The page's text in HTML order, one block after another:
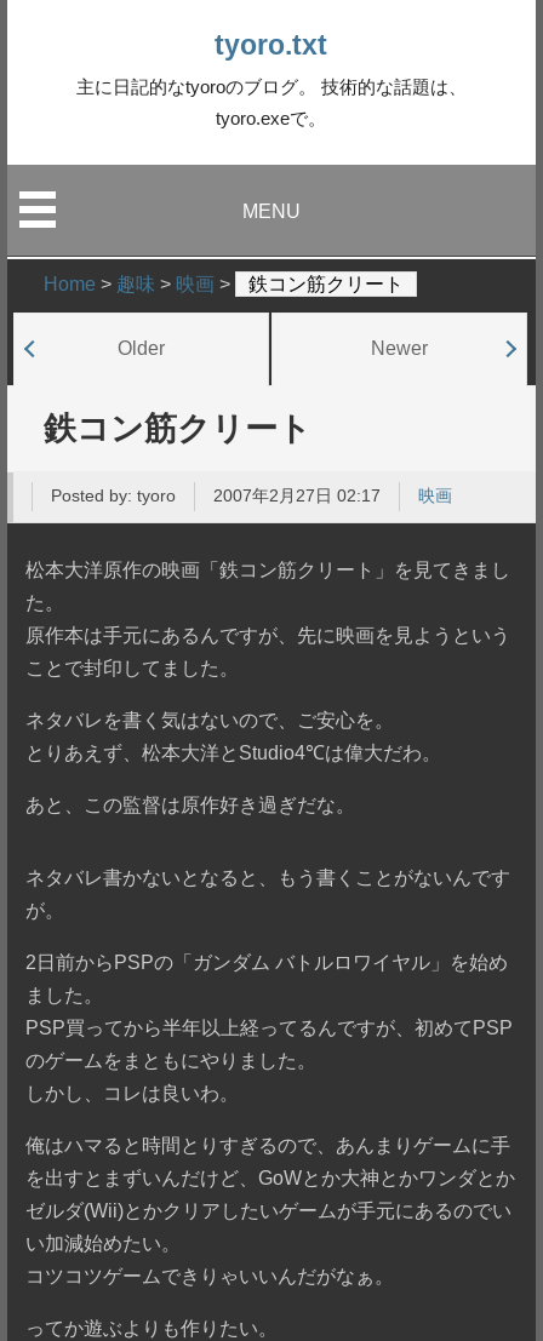
tyoro.txt
主に日記的なtyoroのブログ。 技術的な話題は、
tyoro.exeで。
MENU
Home > 趣味 > 映画 > 鉄コン筋クリート
Older Newer
鉄コン筋クリート
Posted by:tyoro 2007年2月27日 02:17 映画
松本大洋原作の映画「鉄コン筋クリート」を見てきまし
た。
原作本は手元にあるんですが、先に映画を見ようという
ことで封印してました。
ネタバレを書く気はないので、ご安心を。
とりあえず、松本大洋とStudio4℃は偉大だわ。
あと、この監督は原作好き過ぎだな。
ネタバレ書かないとなると、もう書くことがないんです
が。
2日前からPSPの「ガンダム バトルロワイヤル」を始め
ました。
PSP買ってから半年以上経ってるんですが、初めてPSP
のゲームをまともにやりました。
しかし、コレは良いわ。
俺はハマると時間とりすぎるので、あんまりゲームに手
を出すとまずいんだけど、GoWとか大神とかワンダとか
ゼルダ(Wii)とかクリアしたいゲームが手元にあるのでい
い加減始めたい。
コツコツゲームできりゃいいんだがなぁ。
ってか遊ぶよりも作りたい。